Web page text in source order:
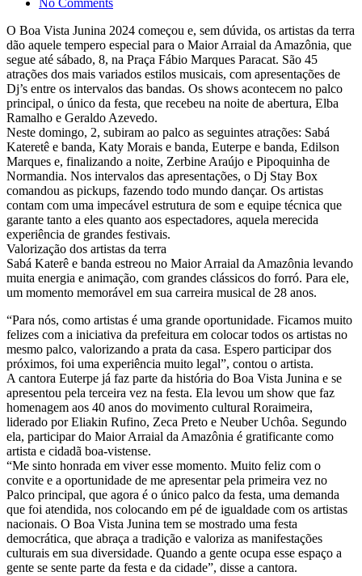
segue até sábado, 8, na Praça Fábio Marques Paracat. São 45
atrações dos mais variados estilos musicais, com apresentações de
Dj’s entre os intervalos das bandas. Os shows acontecem no palco
principal, o único da festa, que recebeu na noite de abertura, Elba
Ramalho e Geraldo Azevedo.
Neste domingo, 2, subiram ao palco as seguintes atrações: Sabá
Kateretê e banda, Katy Morais e banda, Euterpe e banda, Edilson
Marques e, finalizando a noite, Zerbine Araújo e Pipoquinha de
Normandia. Nos intervalos das apresentações, o Dj Stay Box
comandou as pickups, fazendo todo mundo dançar. Os artistas
contam com uma impecável estrutura de som e equipe técnica que
garante tanto a eles quanto aos espectadores, aquela merecida
experiência de grandes festivais.
Valorização dos artistas da terra
Sabá Katerê e banda estreou no Maior Arraial da Amazônia levando
muita energia e animação, com grandes clássicos do forró. Para ele,
um momento memorável em sua carreira musical de 28 anos.
“Para nós, como artistas é uma grande oportunidade. Ficamos muito
mesmo palco, valorizando a prata da casa. Espero participar dos
próximos, foi uma experiência muito legal”, contou o artista.
A cantora Euterpe já faz parte da história do Boa Vista Junina e se
apresentou pela terceira vez na festa. Ela levou um show que faz
homenagem aos 40 anos do movimento cultural Roraimeira,
liderado por Eliakin Rufino, Zeca Preto e Neuber Uchôa. Segundo
ela, participar do Maior Arraial da Amazônia é gratificante como
artista e cidadã boa-vistense.
“Me sinto honrada em viver esse momento. Muito feliz com o
convite e a oportunidade de me apresentar pela primeira vez no
Palco principal, que agora é o único palco da festa, uma demanda
que foi atendida, nos colocando em pé de igualdade com os artistas
nacionais. O Boa Vista Junina tem se mostrado uma festa
democrática, que abraça a tradição e valoriza as manifestações
culturais em sua diversidade. Quando a gente ocupa esse espaço a
gente se sente parte da festa e da cidade”, disse a cantora.
O público prestigia o Maior Arraial da Amazônia
Amanda Monteiro e Flávio Melo são recém-chegados em Boa Vista